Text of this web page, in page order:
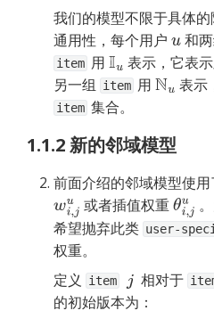
我们的模型不限于具体
通用性，每个用户 u 和
item 用 Iu 表示，它表
另一组
item 用 Nu
item 集合。
1.1.2 新的邻域模型
前面介绍的邻域模型使
wi,ju 或者插值权重 θi,ju
希望抛弃此类 user-
权重。
定义
item j
  相对于
的初始版本为：